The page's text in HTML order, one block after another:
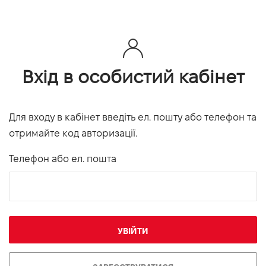
Вхід в особистий кабінет
Для входу в кабінет введіть ел. пошту або телефон та
отримайте код авторизації.
Телефон або ел. пошта
УВІЙТИ